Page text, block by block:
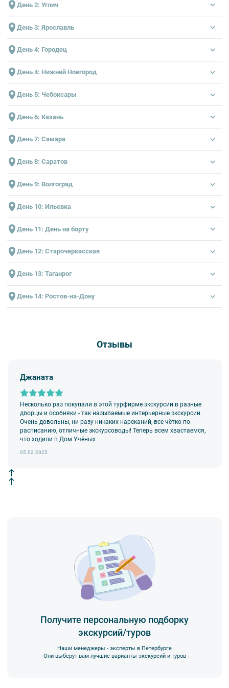
День 2: Углич
Экскурсионная программа уточняется
День 3: Ярославль
Экскурсионная программа уточняется
День 4: Городец
День 4: Нижний Новгород
Экскурсионная программа уточняется
День 5: Чебоксары
Экскурсионная программа уточняется
День 6: Казань
Экскурсионная программа уточняется
День 7: Самара
Экскурсионная программа уточняется
День 8: Саратов
Экскурсионная программа уточняется
День 9: Волгоград
Экскурсионная программа уточняется
День 10: Ильевка
День 11: День на борту
День 12: Старочеркасская
Экскурсионная программа уточняется
День 13: Таганрог
Экскурсионная программа уточняется
День 14: Ростов-на-Дону
Отзывы
Джаната
Несколько раз покупали в этой турфирме экскурсии в разные
дворцы и особняки - так называемые интерьерные экскурсии.
Очень довольны, ни разу никаких нареканий, все чётко по
расписанию, отличные экскурсоводы! Теперь всем хвастаемся,
что ходили в Дом Учёных
05.02.2025
Получите персональную подборку
экскурсий/туров
Наши менеджеры - эксперты в Петербурге
Они выберут вам лучшие варианты экскурсий и туров